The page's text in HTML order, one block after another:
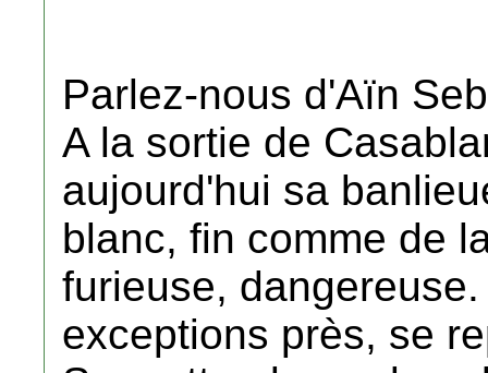
Parlez-nous d'Aïn
A la sortie de
aujourd'hui sa
blanc, fin comme de
furieuse,
exceptions près, se